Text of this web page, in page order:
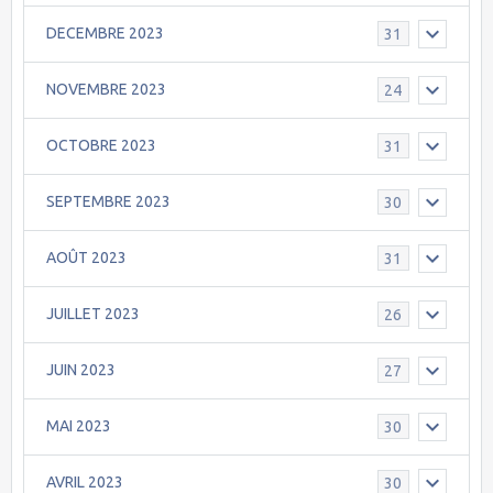
DECEMBRE 2023 31
NOVEMBRE 2023 24
OCTOBRE 2023 31
SEPTEMBRE 2023 30
AOÛT 2023 31
JUILLET 2023 26
JUIN 2023 27
MAI 2023 30
AVRIL 2023 30